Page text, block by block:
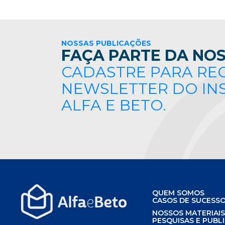
NOSSAS PUBLICAÇÕES
FAÇA PARTE DA
CADASTRE PARA
NEWSLETTER DO
ALFA E BETO.
QUEM SOMOS
CASOS DE
NOSSOS MATERIAIS
PESQUISAS E